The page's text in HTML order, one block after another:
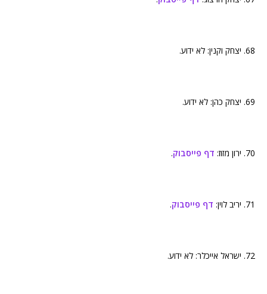
68. יצחק וקנין: לא ידוע.
69. יצחק כהן: לא ידוע.
70. ירון מזוז: דף פייסבוק.
71. יריב לוין: דף פייסבוק.
72. ישראל אייכלר: לא ידוע.